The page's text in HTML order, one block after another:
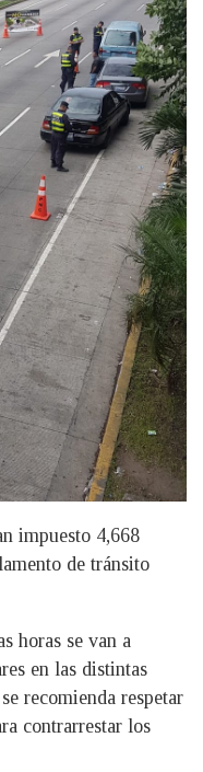
impuesto 4,668
de tránsito
horas se van a
en las distintas
recomienda respetar
contrarrestar los